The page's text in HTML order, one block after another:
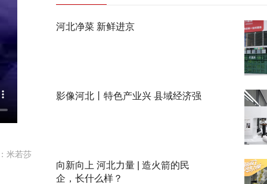
米若莎
河北净菜 新鲜进京
影像河北丨特色产业兴 县域经济强
向新向上 河北力量 | 造火箭的民
企，长什么样？